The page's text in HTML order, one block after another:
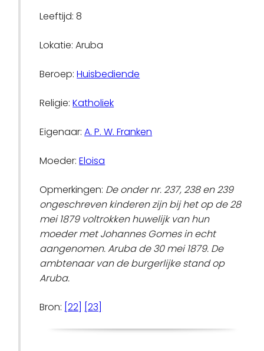
Leeftijd: 8
Lokatie: Aruba
Beroep:Huisbediende
Religie:Katholiek
Eigenaar:A. P. W. Franken
Moeder:Eloisa
Opmerkingen: De onder nr. 237, 238 en 239
ongeschreven kinderen zijn bij het op de 28
mei 1879 voltrokken huwelijk van hun
moeder met Johannes Gomes in echt
aangenomen. Aruba de 30 mei 1879. De
ambtenaar van de burgerlijke stand op
Aruba.
Bron: [22] [23]